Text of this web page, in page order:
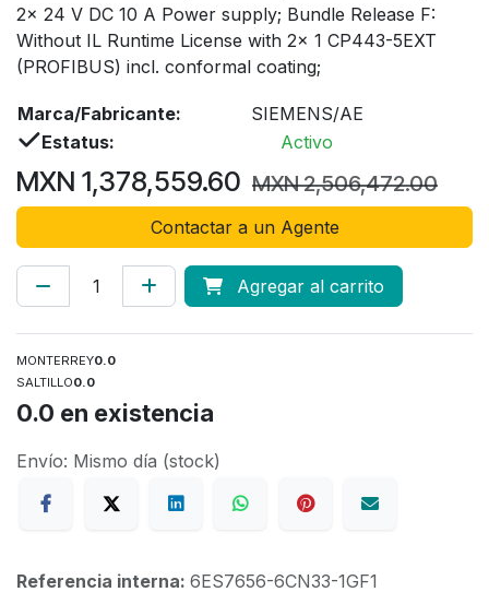
2x 24 V DC 10 A Power supply; Bundle Release F:
Without IL Runtime License with 2x 1 CP443-5EXT
(PROFIBUS) incl. conformal coating;
Marca/Fabricante:
SIEMENS/AE
Estatus:
Activo
MXN 1,378,559.60 MXN2,506,472.00
Contactar a un Agente
Agregar al carrito
MONTERREY0.0
SALTILLO0.0
0.0 en existencia
Envío: Mismo día (stock)
Referencia interna: 6ES7656-6CN33-1GF1